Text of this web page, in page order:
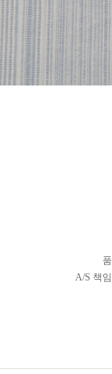
A/S 책